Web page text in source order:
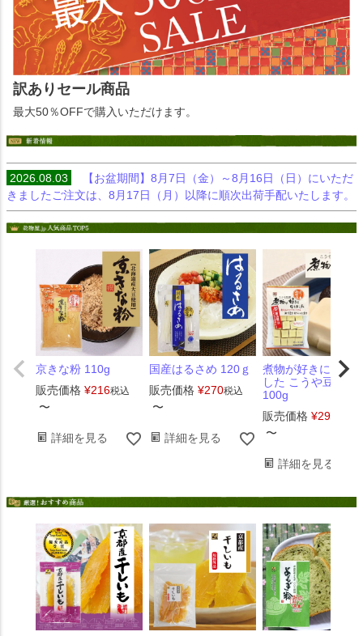
訳ありセール商品
最大50％OFFで購入いただけます。
2026.08.03
【お盆期間】8月7日（金）～8月16日（日）にいただ
きましたご注文は、8月17日（月）以降に順次出荷手配いたします。
京きな粉 110g
販売価格 ¥216税込
〜
詳細を見る
国産はるさめ 120ｇ
販売価格 ¥270税込
〜
詳細を見る
煮物が好きになり
した こうや豆腐
100g
販売価格 ¥291
〜
詳細を見る